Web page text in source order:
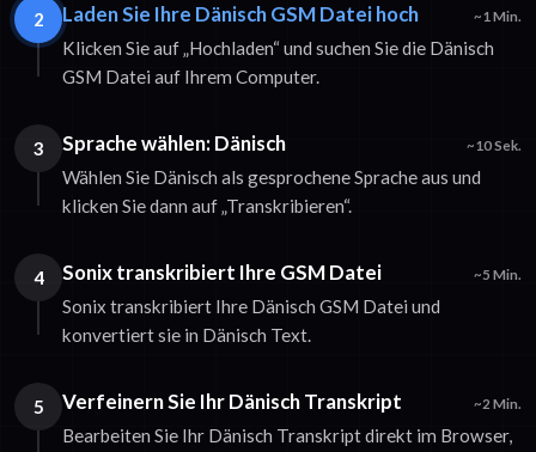
2 Laden Sie Ihre Dänisch GSM Datei hoch ~1 Min.
Klicken Sie auf „Hochladen“ und suchen Sie die Dänisch
GSM Datei auf Ihrem Computer.
3 Sprache wählen: Dänisch ~10 Sek.
Wählen Sie Dänisch als gesprochene Sprache aus und
klicken Sie dann auf „Transkribieren“.
4 Sonix transkribiert Ihre GSM Datei ~5 Min.
Sonix transkribiert Ihre Dänisch GSM Datei und
konvertiert sie in Dänisch Text.
5 Verfeinern Sie Ihr Dänisch Transkript ~2 Min.
Bearbeiten Sie Ihr Dänisch Transkript direkt im Browser,